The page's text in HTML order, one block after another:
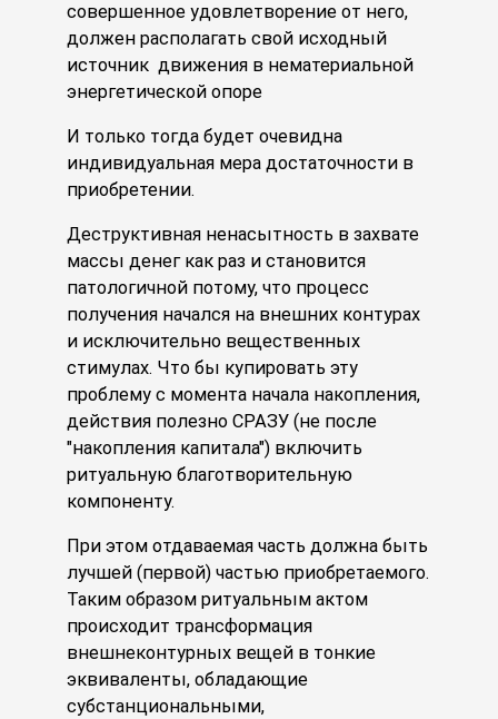
совершенное удовлетворение от него,
должен располагать свой исходный
источник движения в нематериальной
энергетической опоре
И только тогда будет очевидна
индивидуальная мера достаточности в
приобретении.
Деструктивная ненасытность в захвате
массы денег как раз и становится
патологичной потому, что процесс
получения начался на внешних контурах
и исключительно вещественных
стимулах. Что бы купировать эту
проблему с момента начала накопления,
действия полезно СРАЗУ (не после
"накопления капитала") включить
ритуальную благотворительную
компоненту.
При этом отдаваемая часть должна быть
лучшей (первой) частью приобретаемого.
Таким образом ритуальным актом
происходит трансформация
внешнеконтурных вещей в тонкие
эквиваленты, обладающие
субстанциональными,